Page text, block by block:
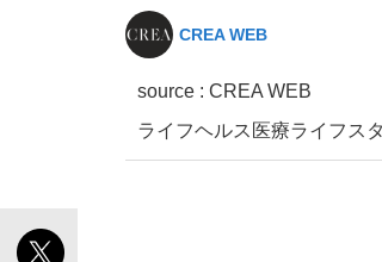
CREA WEB
source : CREA WEB
ライフヘルス 医療ライフス